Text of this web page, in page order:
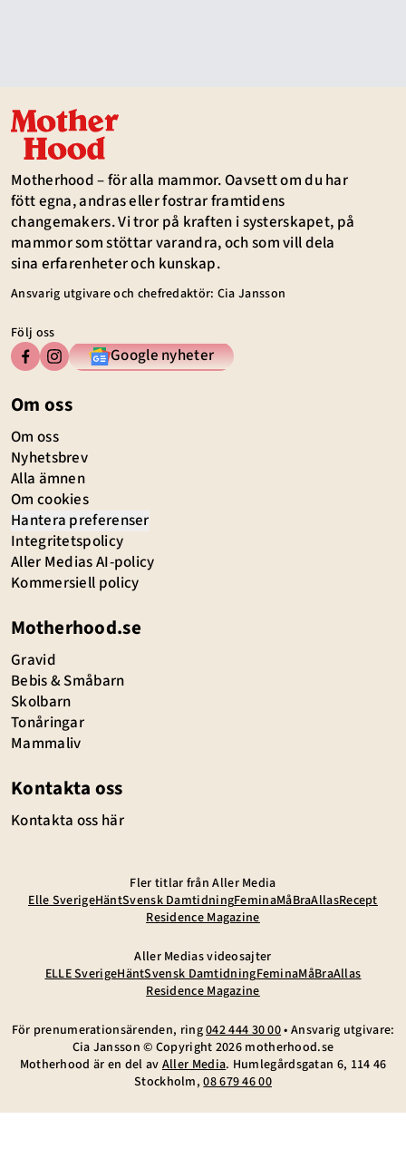
Motherhood – för alla mammor. Oavsett om du har
fött egna, andras eller fostrar framtidens
changemakers. Vi tror på kraften i systerskapet, på
mammor som stöttar varandra, och som vill dela
sina erfarenheter och kunskap.
Ansvarig utgivare och chefredaktör: Cia Jansson
Följ oss
Google nyheter
Om oss
Om oss
Nyhetsbrev
Alla ämnen
Om cookies
Hantera preferenser
Integritetspolicy
Aller Medias AI-policy
Kommersiell policy
Motherhood.se
Gravid
Bebis & Småbarn
Skolbarn
Tonåringar
Mammaliv
Kontakta oss
Kontakta oss här
Fler titlar från Aller Media
Elle SverigeHäntSvensk DamtidningFeminaMåBraAllasRecept
Residence Magazine
Aller Medias videosajter
ELLE SverigeHäntSvensk DamtidningFeminaMåBraAllas
Residence Magazine
För prenumerationsärenden, ring042 444 30 00• Ansvarig utgivare:
Cia Jansson © Copyright 2026 motherhood.se
Motherhood är en del avAller Media. Humlegårdsgatan 6, 114 46
Stockholm, 08 679 46 00